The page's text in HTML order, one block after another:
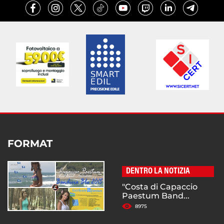
FORMAT
DENTRO LA NOTIZIA
"Costa di Capaccio
Paestum Band...
8975